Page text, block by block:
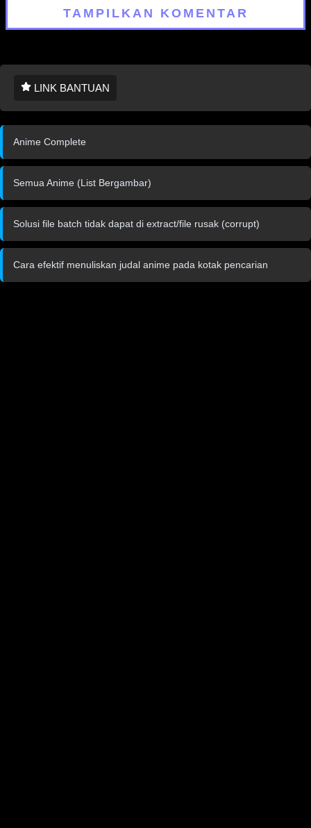
TAMPILKAN KOMENTAR
LINK BANTUAN
Anime Complete
Semua Anime (List Bergambar)
Solusi file batch tidak dapat di extract/file rusak (corrupt)
Cara efektif menuliskan judal anime pada kotak pencarian